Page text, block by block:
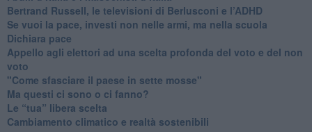
​Bertrand Russell, le televisioni di Berlusconi e l’ADHD
​Se vuoi la pace, investi non nelle armi, ma nella scuola
​Dichiara pace
​Appello agli elettori ad una scelta profonda del voto e del non
voto
"Come sfasciare il paese in sette mosse"
​Ma questi ci sono o ci fanno?
​Le “tua” libera scelta
Cambiamento climatico e realtà sostenibili